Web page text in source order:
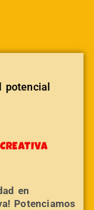
en
Potenciamos